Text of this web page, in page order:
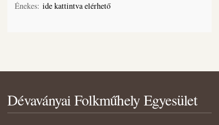
Énekes: ide kattintva elérhető
Dévaványai Folkműhely Egyesület